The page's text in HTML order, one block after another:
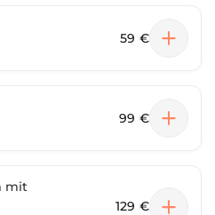
59 €
99 €
mit
129 €